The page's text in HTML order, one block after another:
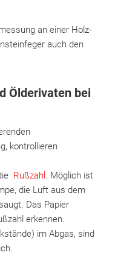
an einer Holz-
auch den
Ölderivaten bei
kontrollieren
Rußzahl . Möglich ist
die Luft aus dem
Das Papier
erkennen.
im Abgas, sind